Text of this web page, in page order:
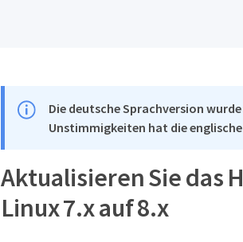
Die deutsche Sprachversion
Unstimmigkeiten hat die
Aktualisieren Sie das
Linux 7.x auf 8.x